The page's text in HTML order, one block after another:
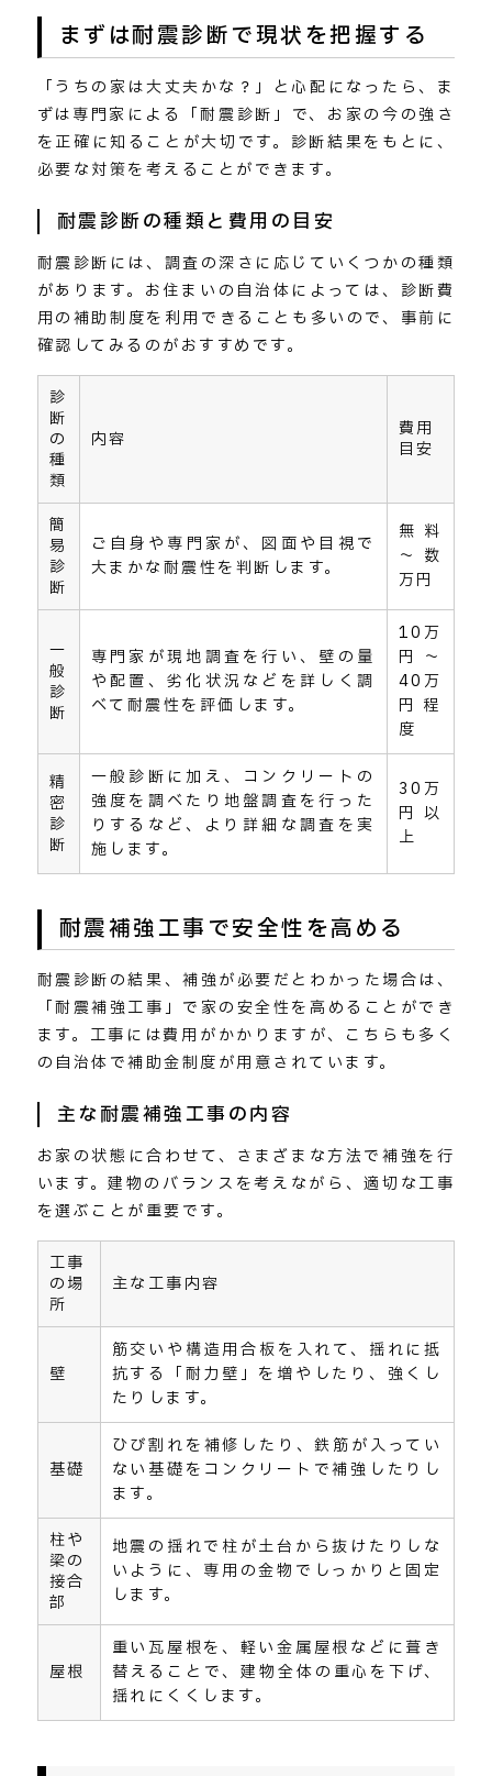
まずは耐震診断で現状を把握する
「うちの家は大丈夫かな？」と心配になったら、ま
ずは専門家による「耐震診断」で、お家の今の強さ
を正確に知ることが大切です。診断結果をもとに、
必要な対策を考えることができます。
耐震診断の種類と費用の目安
耐震診断には、調査の深さに応じていくつかの種類
があります。お住まいの自治体によっては、診断費
用の補助制度を利用できることも多いので、事前に
確認してみるのがおすすめです。
診
断
の
種
類
内容
費用
目安
簡
易
診
断
ご自身や専門家が、図面や目視で
大まかな耐震性を判断します。
無料
～数
万円
一
般
診
断
専門家が現地調査を行い、壁の量
や配置、劣化状況などを詳しく調
べて耐震性を評価します。
10万
円～
40万
円程
度
精
密
診
断
一般診断に加え、コンクリートの
強度を調べたり地盤調査を行った
りするなど、より詳細な調査を実
施します。
30万
円以
上
耐震補強工事で安全性を高める
耐震診断の結果、補強が必要だとわかった場合は、
「耐震補強工事」で家の安全性を高めることができ
ます。工事には費用がかかりますが、こちらも多く
の自治体で補助金制度が用意されています。
主な耐震補強工事の内容
お家の状態に合わせて、さまざまな方法で補強を行
います。建物のバランスを考えながら、適切な工事
を選ぶことが重要です。
工事
の場
所
主な工事内容
壁
筋交いや構造用合板を入れて、揺れに抵
抗する「耐力壁」を増やしたり、強くし
たりします。
基礎
ひび割れを補修したり、鉄筋が入ってい
ない基礎をコンクリートで補強したりし
ます。
柱や
梁の
接合
部
地震の揺れで柱が土台から抜けたりしな
いように、専用の金物でしっかりと固定
します。
屋根
重い瓦屋根を、軽い金属屋根などに葺き
替えることで、建物全体の重心を下げ、
揺れにくくします。